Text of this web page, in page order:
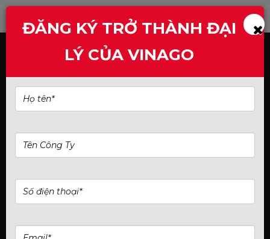
Trang chủ Card đồ họa NVIDIA 40 Series
Card đồ hoạ Manli GeForce RTX™ 4070 Ti Super
16GB Gallardo Triple
ĐĂNG KÝ TRỞ THÀNH ĐẠI
LÝ CỦA VINAGO